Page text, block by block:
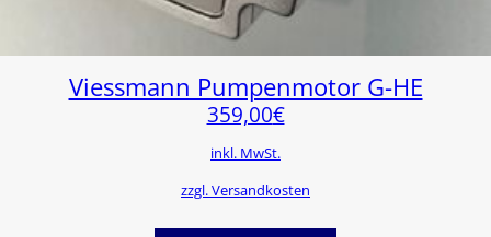
Viessmann Pumpenmotor G-HE
359,00€
inkl. MwSt.
zzgl. Versandkosten